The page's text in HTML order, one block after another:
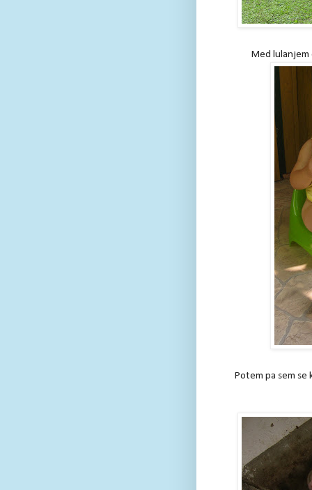
Med lulanjem
Potem pa sem se